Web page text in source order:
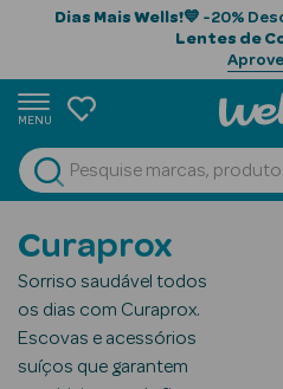
Dias Mais Wells!💙 -20%
Lentes de
MENU
Ver Tudo
Beauty Season
Cabelo
Beauty Season
Curaprox
Sorriso saudável todos
os dias com Curaprox.
Escovas e acessórios
suíços que garantem